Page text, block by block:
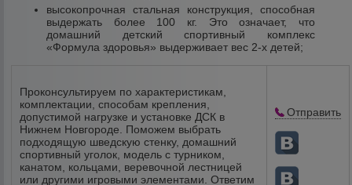
высокопрочная стальная конструкция, способная
выдержать более 100 кг. Это означает, что
домашний детский спортивный комплекс
«Формула здоровья» выдерживает вес 2-х детей;
Проконсультируем по характеристикам,
комплектации, способам крепления,
допустимой нагрузке и установке ДСК в
Нижнем Новгороде. Поможем выбрать
подходящую шведскую стенку, домашний
спортивный уголок, модель с турником,
канатом, кольцами, веревочной лестницей
или другими игровыми элементами. Ответим
Отправить